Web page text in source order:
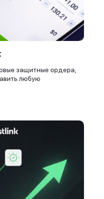
защитные ордера,
любую